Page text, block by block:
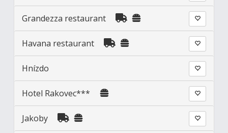
Grandezza restaurant
Havana restaurant
Hnízdo
Hotel Rakovec***
Jakoby